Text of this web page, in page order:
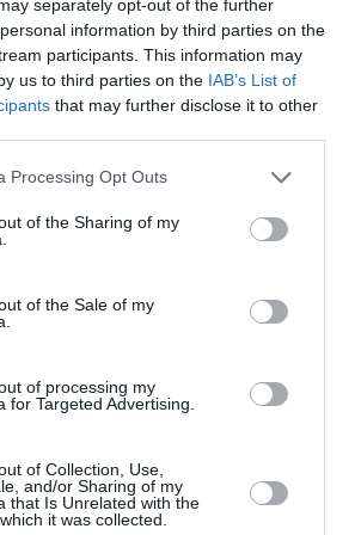
separately opt-out of the further
information by third parties on the
participants. This information may
us to third parties on the IAB’s List of
that may further disclose it to other
Processing Opt Outs
of the Sharing of my
of the Sale of my
of processing my
for Targeted Advertising.
of Collection, Use,
and/or Sharing of my
that Is Unrelated with the
it was collected.
l'article :
C919 : des anomalies signalées
attribué à China Southern Airlines
airways irak
ETIHAD SUR LE POINT DE
COMMANDER 10 BOEING